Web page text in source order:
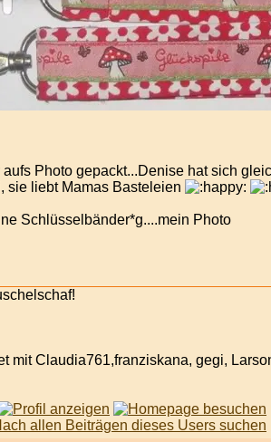
Photo gepackt...Denise hat sich
sie liebt Mamas Basteleien
Schlüsselbänder*g....mein Photo
mit Claudia761,franziskana, gegi,